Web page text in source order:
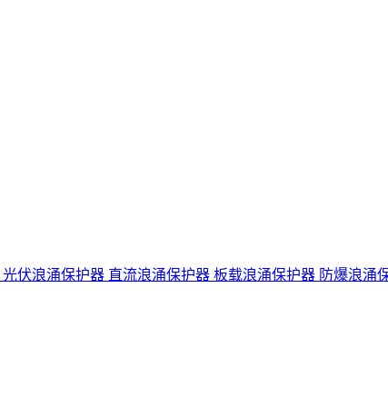
光伏浪涌保护器 直流浪涌保护器 板载浪涌保护器 防爆浪涌